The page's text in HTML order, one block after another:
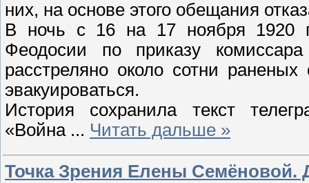
них, на основе этого обещания
В ночь с 16 на 17 ноября 1920
Феодосии по приказу
расстреляно около сотни
эвакуироваться.
История сохранила текст
«Война ... Читать дальше »
Точка Зрения Елены Семёновой.